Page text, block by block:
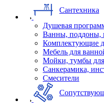
Сантехника
Душевая
Ванны, поддоны,
Комплектующие
Мебель для
Мойки, тумбы
Санкерамика,
Смесители